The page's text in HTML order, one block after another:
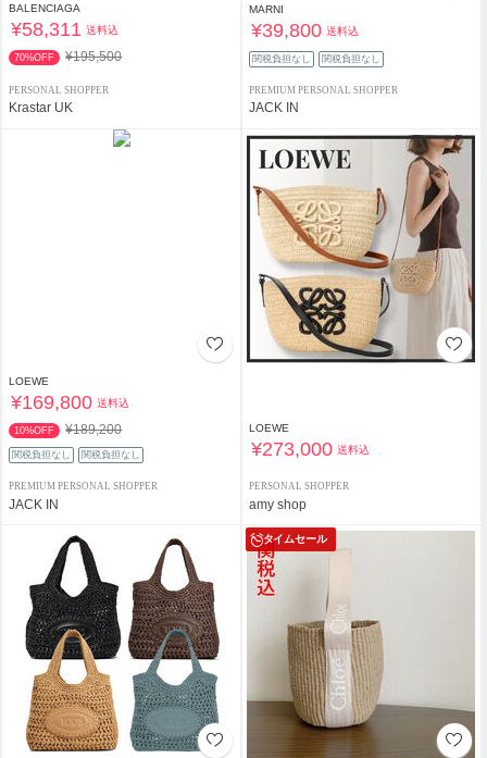
BALENCIAGA
¥58,311 送料込
70%OFF ¥195,500
PERSONAL SHOPPER
Krastar UK
MARNI
¥39,800 送料込
関税負担なし 関税負担なし
PREMIUM PERSONAL SHOPPER
JACK IN
LOEWE
¥169,800 送料込
10%OFF ¥189,200
関税負担なし 関税負担なし
PREMIUM PERSONAL SHOPPER
JACK IN
LOEWE
¥273,000 送料込
PERSONAL SHOPPER
amy shop
タイムセール